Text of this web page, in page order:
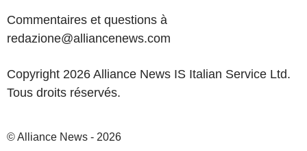
Commentaires et questions à
redazione@alliancenews.com
Copyright 2026 Alliance News IS Italian Service Ltd.
Tous droits réservés.
© Alliance News - 2026